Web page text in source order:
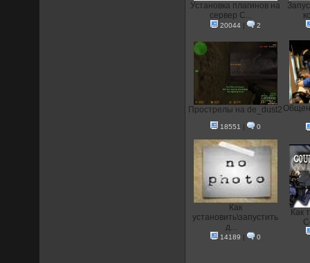
Установка плагинов на
сервер C...
20044| 2
Прострелы на de_dust2
18551 | 0
Как
установить\запустить
д...
14189 | 0
Как